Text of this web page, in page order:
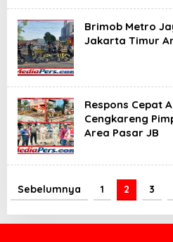
Brimob Metro
Jakarta Timur
Respons Cepat
Cengkareng
Area Pasar JB
Sebelumnya 1 2 3